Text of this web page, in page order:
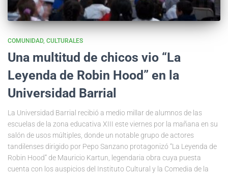
COMUNIDAD CULTURALES
Una multitud de chicos vio “La
Leyenda de Robin Hood” en la
Universidad Barrial
La Universidad Barrial recibió a medio millar de alumnos de las
escuelas de la zona educativa XIII este viernes por la mañana en su
salón de usos múltiples, donde un notable grupo de actores
tandilenses dirigido por Pepo Sanzano protagonizó “La Leyenda de
Robin Hood” de Mauricio Kartun, legendaria obra cuya puesta
cuenta con los auspicios del Instituto Cultural y la Comedia de la